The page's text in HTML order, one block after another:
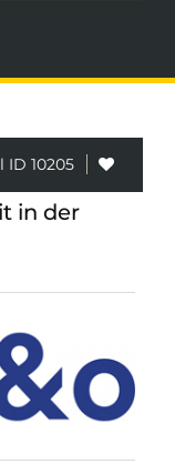
ID 10205
in der